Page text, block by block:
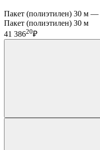
Пакет (полиэтилен) 30 м —
Пакет (полиэтилен) 30 м
41 38620₽